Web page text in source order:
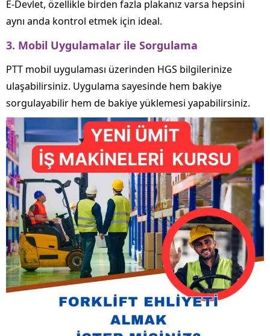
E-Devlet, özellikle birden fazla plakanız varsa hepsini
aynı anda kontrol etmek için ideal.
3. Mobil Uygulamalar ile Sorgulama
PTT mobil uygulaması üzerinden HGS bilgilerinize
ulaşabilirsiniz. Uygulama sayesinde hem bakiye
sorgulayabilir hem de bakiye yüklemesi yapabilirsiniz.